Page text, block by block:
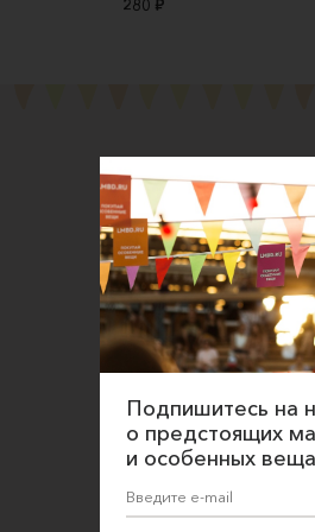
280 ₽
Подпишитесь на новости
Соглашаюсь на
данных в соответствии
О нас
Открыть магазин
Участие в офлайн-маркете
Подпишитесь на
о предстоящих
и особенных